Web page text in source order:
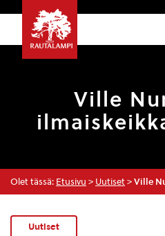
Ville
Olet tässä: Etusivu > Uutiset > Ville
Uutiset